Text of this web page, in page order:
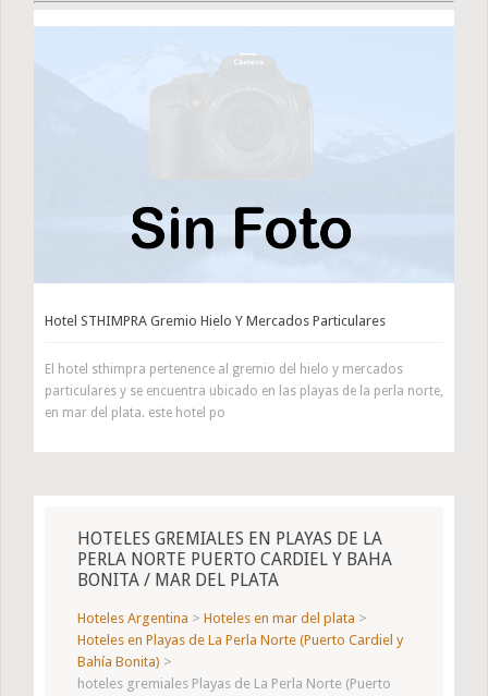
Hotel STHIMPRA Gremio Hielo Y Mercados Particulares
El hotel sthimpra pertenence al gremio del hielo y mercados
particulares y se encuentra ubicado en las playas de la perla norte,
en mar del plata. este hotel po
HOTELES GREMIALES EN PLAYAS DE LA
PERLA NORTE PUERTO CARDIEL Y BAHA
BONITA / MAR DEL PLATA
Hoteles Argentina > Hoteles en mar del plata >
Hoteles en Playas de La Perla Norte (Puerto Cardiel y
Bahía Bonita) >
hoteles gremiales Playas de La Perla Norte (Puerto